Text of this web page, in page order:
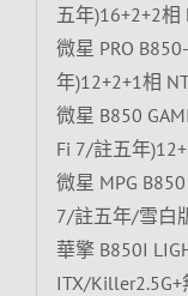
五年)16+2+2相
微星 PRO
年)12+2+1相
微星 B850
Fi 7/註五年
微星 MPG
7/註五年/雪白
華擎 B850I
ITX/